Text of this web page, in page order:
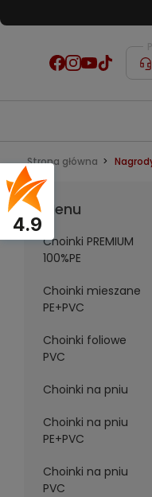
Strona główna
Menu
Choinki PREMIUM
100%PE
Choinki mieszane
PE+PVC
Choinki foliowe
PVC
Choinki na pniu
Choinki na pniu
PE+PVC
Choinki na pniu
PVC
4.9